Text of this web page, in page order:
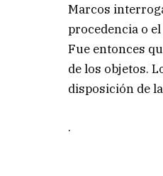
Marcos
procedencia o
Fue entonces
de los objetos.
disposición de
.